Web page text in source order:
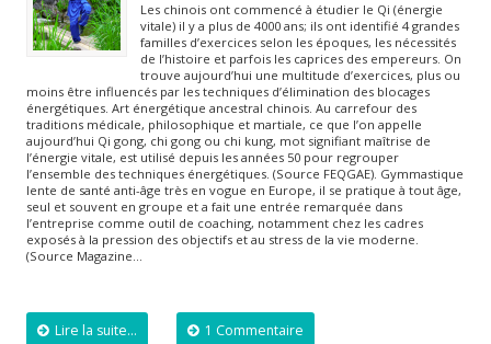
Les chinois ont commencé à étudier le Qi (énergie
vitale) il y a plus de 4000 ans; ils ont identifié 4 grandes
familles d’exercices selon les époques, les nécessités
de l’histoire et parfois les caprices des empereurs. On
trouve aujourd’hui une multitude d’exercices, plus ou
moins être influencés par les techniques d’élimination des blocages
énergétiques. Art énergétique ancestral chinois. Au carrefour des
traditions médicale, philosophique et martiale, ce que l’on appelle
aujourd’hui Qi gong, chi gong ou chi kung, mot signifiant maîtrise de
l’énergie vitale, est utilisé depuis les années 50 pour regrouper
l’ensemble des techniques énergétiques. (Source FEQGAE). Gymmastique
lente de santé anti-âge très en vogue en Europe, il se pratique à tout âge,
seul et souvent en groupe et a fait une entrée remarquée dans
l’entreprise comme outil de coaching, notamment chez les cadres
exposés à la pression des objectifs et au stress de la vie moderne.
(Source Magazine…
Lire la suite... 1 Commentaire